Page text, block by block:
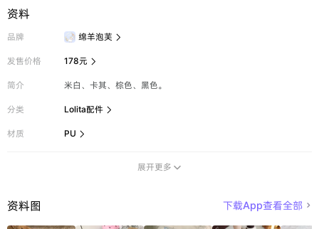
资料
品牌 绵羊泡芙 
发售价格 178元 
简介 米白、卡其、棕色、黑色。
分类 Lolita配件 
材质 PU 
展开更多 
资料图 下载App查看全部 